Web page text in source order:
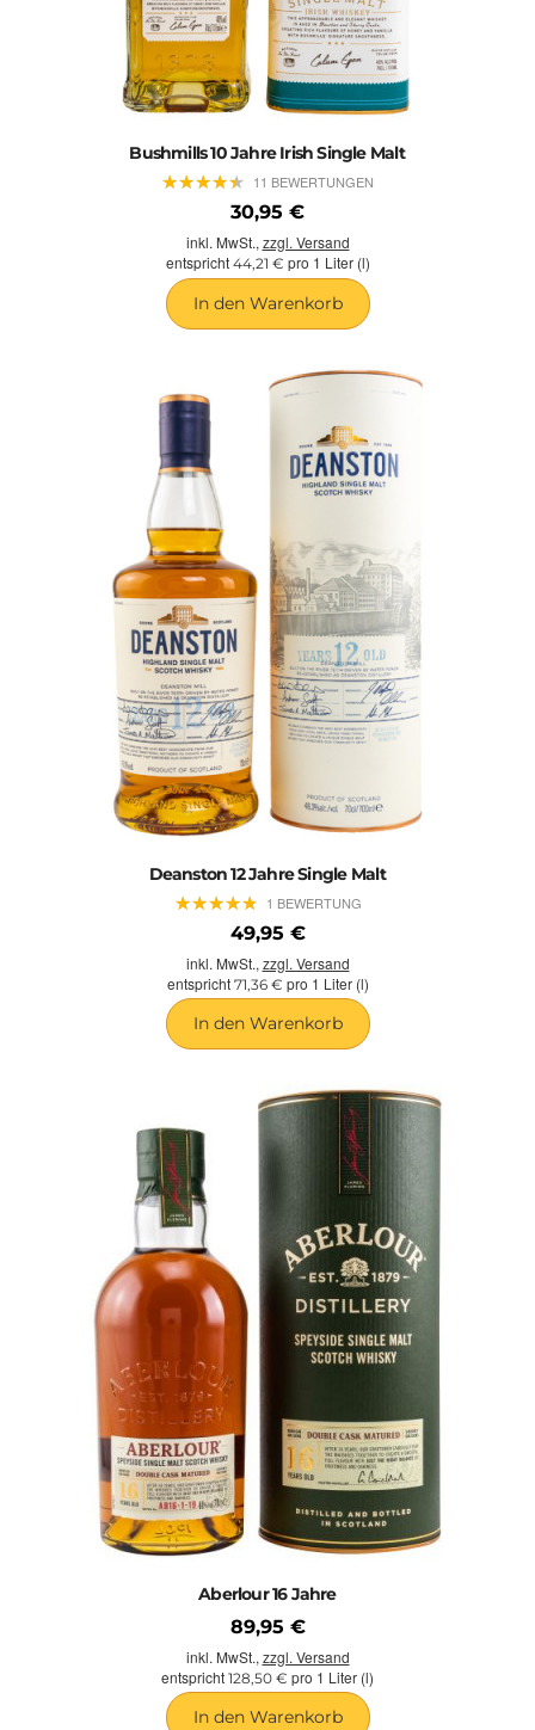
Bushmills 10 Jahre Irish Single Malt
★★★★★
★★★★★ 11 BEWERTUNGEN
30,95 €
inkl. MwSt., zzgl. Versand
entspricht 44,21 € pro 1 Liter (l)
In den Warenkorb
Deanston 12 Jahre Single Malt
★★★★★
★★★★★ 1 BEWERTUNG
49,95 €
inkl. MwSt., zzgl. Versand
entspricht 71,36 € pro 1 Liter (l)
In den Warenkorb
Aberlour 16 Jahre
89,95 €
inkl. MwSt., zzgl. Versand
entspricht 128,50 € pro 1 Liter (l)
In den Warenkorb